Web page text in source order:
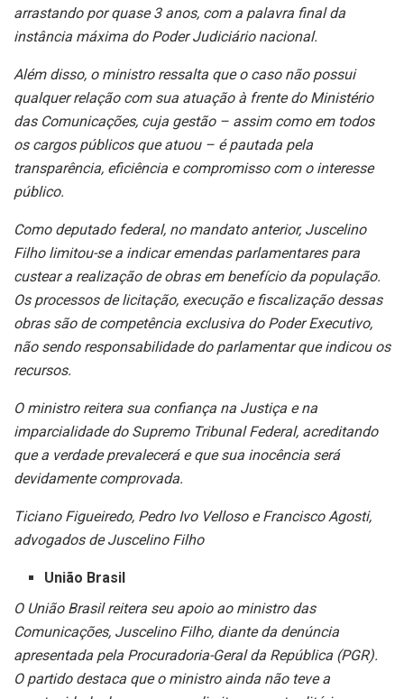
arrastando por quase 3 anos, com a palavra final da
instância máxima do Poder Judiciário nacional.
Além disso, o ministro ressalta que o caso não possui
qualquer relação com sua atuação à frente do Ministério
das Comunicações, cuja gestão – assim como em todos
os cargos públicos que atuou – é pautada pela
transparência, eficiência e compromisso com o interesse
público.
Como deputado federal, no mandato anterior, Juscelino
Filho limitou-se a indicar emendas parlamentares para
custear a realização de obras em benefício da população.
Os processos de licitação, execução e fiscalização dessas
obras são de competência exclusiva do Poder Executivo,
não sendo responsabilidade do parlamentar que indicou os
recursos.
O ministro reitera sua confiança na Justiça e na
imparcialidade do Supremo Tribunal Federal, acreditando
que a verdade prevalecerá e que sua inocência será
devidamente comprovada.
Ticiano Figueiredo, Pedro Ivo Velloso e Francisco Agosti,
advogados de Juscelino Filho
União Brasil
O União Brasil reitera seu apoio ao ministro das
Comunicações, Juscelino Filho, diante da denúncia
apresentada pela Procuradoria-Geral da República (PGR).
O partido destaca que o ministro ainda não teve a